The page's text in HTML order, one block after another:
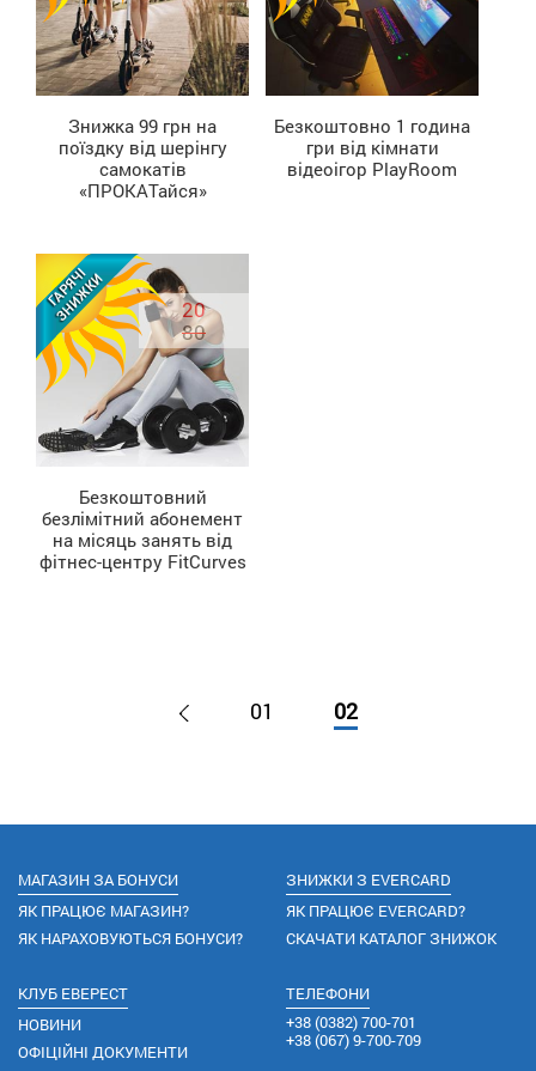
Знижка 99 грн на
поїздку від шерінгу
самокатів
«ПРОКАТайся»
ДІЗНАТИСЬ БІЛЬШЕ
Безкоштовно 1 година
гри від кімнати
відеоігор PlayRoom
ДІЗНАТИСЬ БІЛЬШЕ
20
80
Безкоштовний
безлімітний абонемент
на місяць занять від
фітнес-центру FitCurves
ДІЗНАТИСЬ БІЛЬШЕ
01 02
МАГАЗИН ЗА БОНУСИ
ЯК ПРАЦЮЄ МАГАЗИН?
ЯК НАРАХОВУЮТЬСЯ БОНУСИ?
ЗНИЖКИ З EVERCARD
ЯК ПРАЦЮЄ EVERCARD?
СКАЧАТИ КАТАЛОГ ЗНИЖОК
КЛУБ ЕВЕРЕСТ
НОВИНИ
ОФІЦІЙНІ ДОКУМЕНТИ
ТЕЛЕФОНИ
+38(0382) 700-701
+38(067) 9-700-709